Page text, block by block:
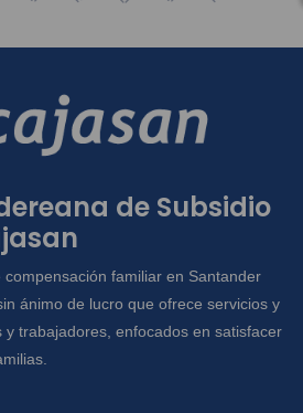
de Subsidio
familiar en Santander
ánimo de lucro que ofrece servicios y
y trabajadores, enfocados en satisfacer